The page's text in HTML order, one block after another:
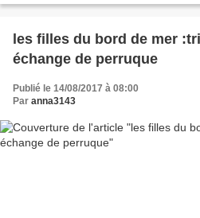
les filles du bord de mer :trio en Darla et un
échange de perruque
Publié le 14/08/2017 à 08:00
Par anna3143